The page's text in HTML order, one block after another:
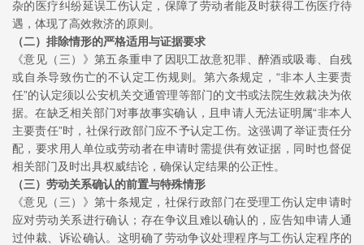
杂的医疗纠纷延误工伤认定，保障了劳动者能及时获得工伤医疗待
遇，体现了高效救济的原则。
（二） 排除情形的严格适用与证据要求
《意见（三）》第五条重申了因职工故意犯罪、醉酒或吸毒、自残
或自杀导致伤亡的不认定工伤规则。第六条规定，“非本人主要责
任”的认定须以公安机关交通管理等部门的文书或法院生效裁决为依
据。在缺乏相关部门对事故事实确认，且申请人无法证明属“非本人
主要责任”时，社保行政部门应不予认定工伤。这强调了举证责任分
配，要求用人单位或劳动者在申请时需提供有效证据，同时也督促
相关部门及时出具权威结论，确保认定结果的公正性。
（三） 劳动关系确认的前置与特殊情形
《意见（三）》第十条规定，社保行政部门在受理工伤认定申请时
应对劳动关系进行确认；存在争议且难以确认的，应告知申请人通
过仲裁、诉讼确认。这明确了劳动争议处理程序与工伤认定程序的